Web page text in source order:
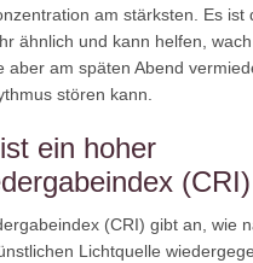
am stärksten. Es ist
ähnlich und kann helfen,
aber am späten Abend
stören kann.
ein hoher
(CRI) gibt an, wie
Lichtquelle